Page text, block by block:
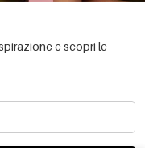
e scopri le